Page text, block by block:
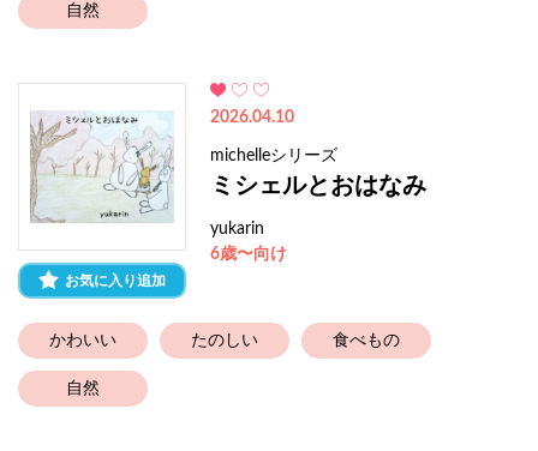
自然
お気に入り追加
2026.04.10
michelleシリーズ
ミシェルとおはなみ
yukarin
6歳〜向け
かわいい たのしい 食べもの
自然